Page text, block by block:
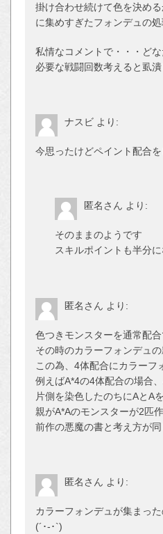
掛け合わせ続けて色を決め
に集めすぎたフォンデュの処
私情なコメントで・・・ど
必要な戦闘回数考えると虱潰
ナスビ より:
今思ったけどペイント配合
匿名さん より:
そのままのようです
スキルポイントも半分
匿名さん より:
色つきモンスターを通常配
その時のカラーフォンデュ
この為、4体配合にカラーフ
例えばA*4の4体配合の場合、
片側を染色したのちにAとA
親がA*Aのモンスターが2匹作
前作の悪魔の書と考え方が同
匿名さん より:
カラーフォンデュが集まっ
(´･-･`)